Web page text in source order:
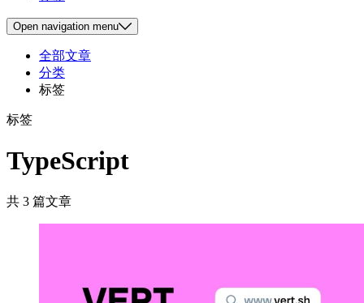
Open navigation menu
全部文章
分类
标签
标签
TypeScript
共 3 篇文章